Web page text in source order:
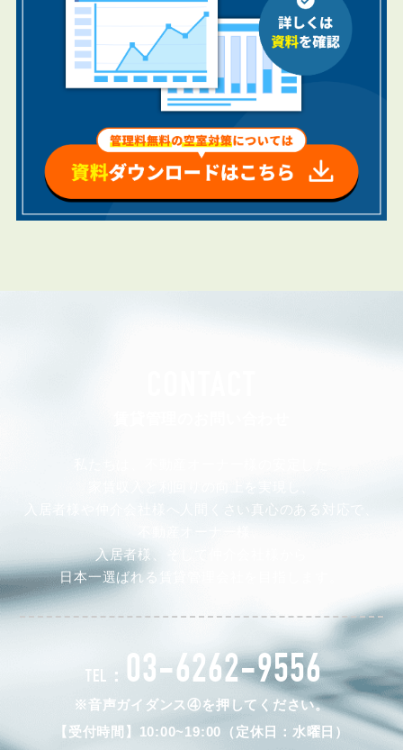
入居者様や仲介会社様へ人間くさい真心のある対応で、
入居者様、そして仲介会社様から
日本一選ばれる賃貸管理会社を目指します。
TEL： 03-6262-9556
※音声ガイダンス④を押してください。
【受付時間】10:00~19:00（定休日：水曜日）